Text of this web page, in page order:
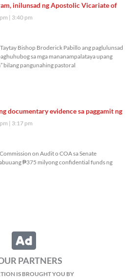
inilunsad ng Apostolic Vicariate of
3:40 pm
Bishop Broderick Pabillo ang paglulunsad
sa mga mananampalataya upang
bilang pangunahing pastoral
documentary evidence sa paggamit ng
3:17 pm
on Audit o COA sa Senate
₱375 milyong confidential funds ng
PARTNERS
IS BROUGHT YOU BY